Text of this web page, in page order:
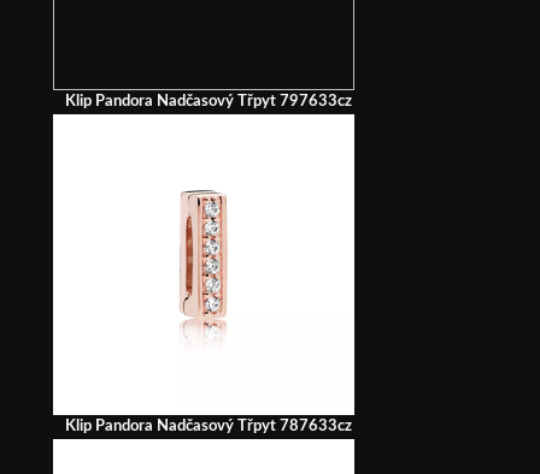
Klip Pandora Nadčasový Třpyt 797633cz
Klip Pandora Nadčasový Třpyt 787633cz